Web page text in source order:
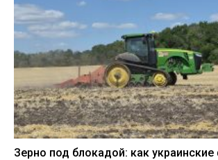
Зерно под блокадой: как